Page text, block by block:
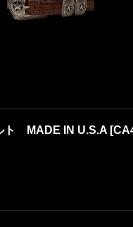
ト MADE IN U.S.A [